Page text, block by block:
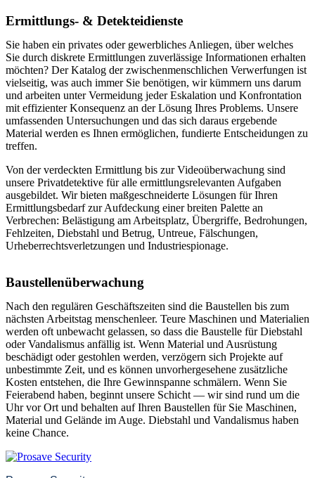
Ermittlungs- & Detekteidienste
Sie haben ein privates oder gewerbliches Anliegen, über welches
Sie durch diskrete Ermittlungen zuverlässige Informationen erhalten
möchten? Der Katalog der zwischenmenschlichen Verwerfungen ist
vielseitig, was auch immer Sie benötigen, wir kümmern uns darum
und arbeiten unter Vermeidung jeder Eskalation und Konfrontation
mit effizienter Konsequenz an der Lösung Ihres Problems. Unsere
umfassenden Untersuchungen und das sich daraus ergebende
Material werden es Ihnen ermöglichen, fundierte Entscheidungen zu
treffen.
Von der verdeckten Ermittlung bis zur Videoüberwachung sind
unsere Privatdetektive für alle ermittlungsrelevanten Aufgaben
ausgebildet. Wir bieten maßgeschneiderte Lösungen für Ihren
Ermittlungsbedarf zur Aufdeckung einer breiten Palette an
Verbrechen: Belästigung am Arbeitsplatz, Übergriffe, Bedrohungen,
Fehlzeiten, Diebstahl und Betrug, Untreue, Fälschungen,
Urheberrechtsverletzungen und Industriespionage.
Baustellenüberwachung
Nach den regulären Geschäftszeiten sind die Baustellen bis zum
nächsten Arbeitstag menschenleer. Teure Maschinen und Materialien
werden oft unbewacht gelassen, so dass die Baustelle für Diebstahl
oder Vandalismus anfällig ist. Wenn Material und Ausrüstung
beschädigt oder gestohlen werden, verzögern sich Projekte auf
unbestimmte Zeit, und es können unvorhergesehene zusätzliche
Kosten entstehen, die Ihre Gewinnspanne schmälern. Wenn Sie
Feierabend haben, beginnt unsere Schicht — wir sind rund um die
Uhr vor Ort und behalten auf Ihren Baustellen für Sie Maschinen,
Material und Gelände im Auge. Diebstahl und Vandalismus haben
keine Chance.